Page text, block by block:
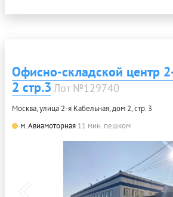
Офисно-складской центр
2 стр.3 Лот №129740
Москва, улица 2-я Кабельная, дом 2, стр. 3
м. Авиамоторная 11 мин. пешком